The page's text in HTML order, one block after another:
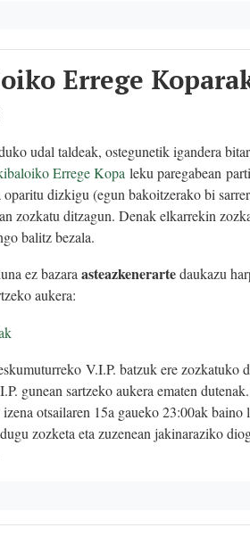
Errege
udal taldeak, ostegunetik igandera
Errege Kopa leku paregabean
dizkigu (egun bakoitzerako bi
zozkatu ditzagun. Denak elkarrekin
balitz bezala.
ez bazara asteazkenerartedaukazu
aukera:
V.I.P. batzuk ere zozkatuko
gunean sartzeko aukera ematen
otsailaren 15a gaueko 23:00ak baino
zozketa eta zuzenean jakinaraziko